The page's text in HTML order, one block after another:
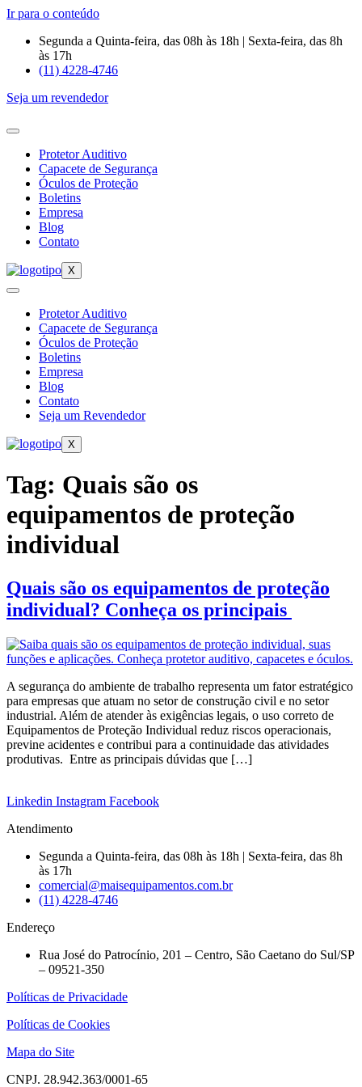
Ir para o conteúdo
Segunda a Quinta-feira, das 08h às 18h | Sexta-feira, das 8h
às 17h
(11) 4228-4746
Seja um revendedor
Protetor Auditivo
Capacete de Segurança
Óculos de Proteção
Boletins
Empresa
Blog
Contato
X
Protetor Auditivo
Capacete de Segurança
Óculos de Proteção
Boletins
Empresa
Blog
Contato
Seja um Revendedor
X
Tag: Quais são os
equipamentos de proteção
individual
Quais são os equipamentos de proteção
individual? Conheça os principais
A segurança do ambiente de trabalho representa um fator estratégico
para empresas que atuam no setor de construção civil e no setor
industrial. Além de atender às exigências legais, o uso correto de
Equipamentos de Proteção Individual reduz riscos operacionais,
previne acidentes e contribui para a continuidade das atividades
produtivas. Entre as principais dúvidas que […]
Linkedin Instagram Facebook
Atendimento
Segunda a Quinta-feira, das 08h às 18h | Sexta-feira, das 8h
às 17h
comercial@maisequipamentos.com.br
(11) 4228-4746
Endereço
Rua José do Patrocínio, 201 – Centro, São Caetano do Sul/SP
– 09521-350
Políticas de Privacidade
Políticas de Cookies
Mapa do Site
CNPJ. 28.942.363/0001-65